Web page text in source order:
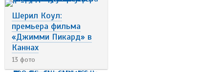
Шерил Коул:
премьера фильма
«Джимми Пикард» в
Каннах
13 фото